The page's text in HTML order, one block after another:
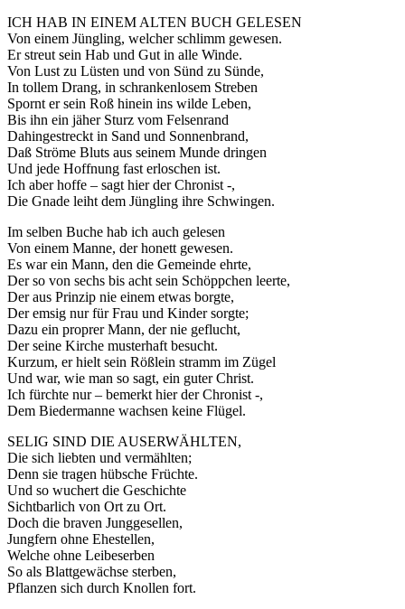
ICH HAB IN EINEM ALTEN BUCH GELESEN
Von einem Jüngling, welcher schlimm gewesen.
Er streut sein Hab und Gut in alle Winde.
Von Lust zu Lüsten und von Sünd zu Sünde,
In tollem Drang, in schrankenlosem Streben
Spornt er sein Roß hinein ins wilde Leben,
Bis ihn ein jäher Sturz vom Felsenrand
Dahingestreckt in Sand und Sonnenbrand,
Daß Ströme Bluts aus seinem Munde dringen
Und jede Hoffnung fast erloschen ist.
Ich aber hoffe – sagt hier der Chronist -,
Die Gnade leiht dem Jüngling ihre Schwingen.
Im selben Buche hab ich auch gelesen
Von einem Manne, der honett gewesen.
Es war ein Mann, den die Gemeinde ehrte,
Der so von sechs bis acht sein Schöppchen leerte,
Der aus Prinzip nie einem etwas borgte,
Der emsig nur für Frau und Kinder sorgte;
Dazu ein proprer Mann, der nie geflucht,
Der seine Kirche musterhaft besucht.
Kurzum, er hielt sein Rößlein stramm im Zügel
Und war, wie man so sagt, ein guter Christ.
Ich fürchte nur – bemerkt hier der Chronist -,
Dem Biedermanne wachsen keine Flügel.
SELIG SIND DIE AUSERWÄHLTEN,
Die sich liebten und vermählten;
Denn sie tragen hübsche Früchte.
Und so wuchert die Geschichte
Sichtbarlich von Ort zu Ort.
Doch die braven Junggesellen,
Jungfern ohne Ehestellen,
Welche ohne Leibeserben
So als Blattgewächse sterben,
Pflanzen sich durch Knollen fort.